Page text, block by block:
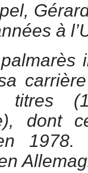
à
titres
dont
1978.